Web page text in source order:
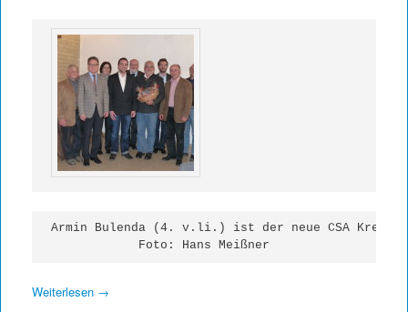
Armin Bulenda (4. v.li.) ist der neue CSA
Foto: Hans Meißner
Weiterlesen →